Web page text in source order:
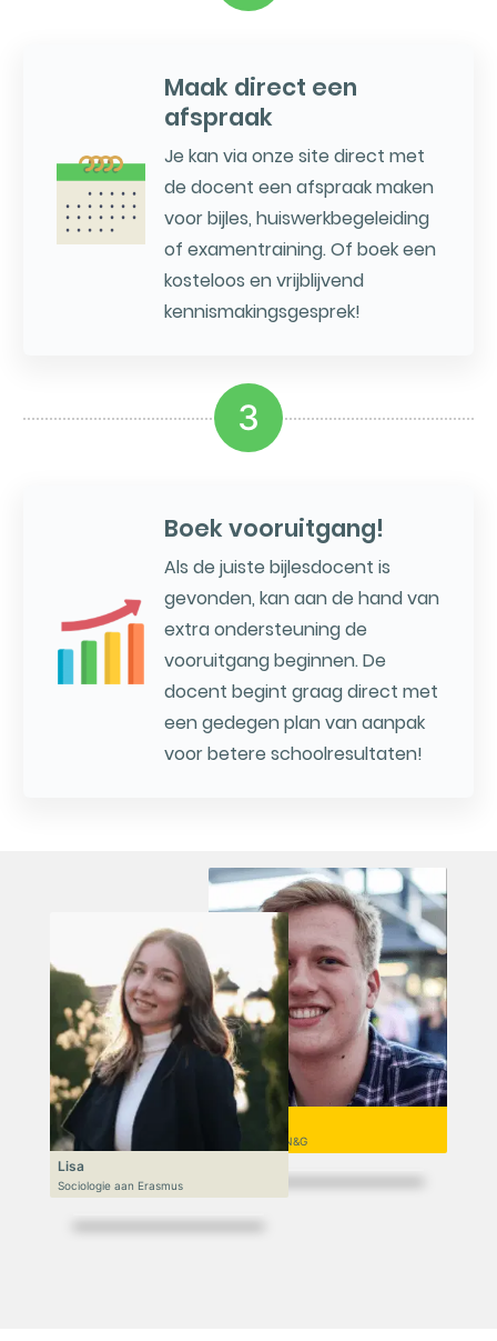
Maak direct een
afspraak
Je kan via onze site direct met
de docent een afspraak maken
voor bijles, huiswerkbegeleiding
of examentraining. Of boek een
kosteloos en vrijblijvend
kennismakingsgesprek!
3
Boek vooruitgang!
Als de juiste bijlesdocent is
gevonden, kan aan de hand van
extra ondersteuning de
vooruitgang beginnen. De
docent begint graag direct met
een gedegen plan van aanpak
voor betere schoolresultaten!
Niek
VWO 6, N&T/N&G
Lisa
Sociologie aan Erasmus